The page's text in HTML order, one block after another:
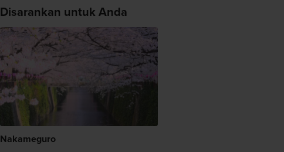
Disarankan untuk Anda
Nakameguro